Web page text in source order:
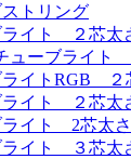
トリング
イト ２芯太
ューブライト
イトRGB ２
イト ２芯太
イト 2芯太さ
イト ３芯太